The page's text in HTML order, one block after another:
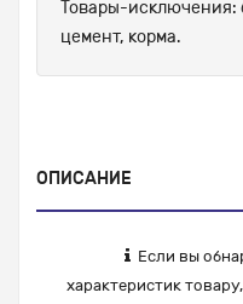
Товары-исключения:
цемент, корма.
ОПИСАНИЕ
Если вы
характеристик